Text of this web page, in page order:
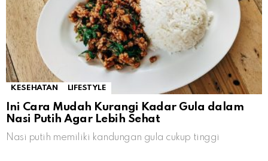
KESEHATAN LIFESTYLE
Ini Cara Mudah Kurangi Kadar Gula dalam
Nasi Putih Agar Lebih Sehat
Nasi putih memiliki kandungan gula cukup tinggi